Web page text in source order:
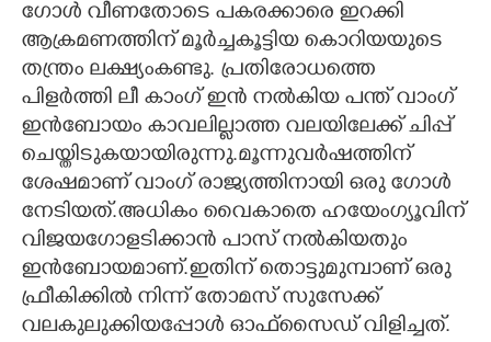
ഗോൾ വീണതോടെ പകരക്കാരെ ഇറക്കി
ആക്രമണത്തിന് മൂർച്ചകൂട്ടിയ കൊറിയയുടെ
തന്ത്രം ലക്ഷ്യംകണ്ടു. പ്രതിരോധത്തെ
പിളർത്തി ലീ കാംഗ് ഇൻ നൽകിയ പന്ത് വാംഗ്
ഇൻബോയം കാവലില്ലാത്ത വലയിലേക്ക് ചിപ്പ്
ചെയ്തിടുകയായിരുന്നു.മൂന്നുവർഷത്തിന്
ശേഷമാണ് വാംഗ് രാജ്യത്തിനായി ഒരു ഗോൾ
നേടിയത്.അധികം വൈകാതെ ഹയേംഗ്യൂവിന്
വിജയഗോളടിക്കാൻ പാസ് നൽകിയതും
ഇൻബോയമാണ്.ഇതിന് തൊട്ടുമുമ്പാണ് ഒരു
ഫ്രീകിക്കിൽ നിന്ന് തോമസ് സുസേക്ക്
വലകുലുക്കിയപ്പോൾ ഓഫ്സൈഡ് വിളിച്ചത്.